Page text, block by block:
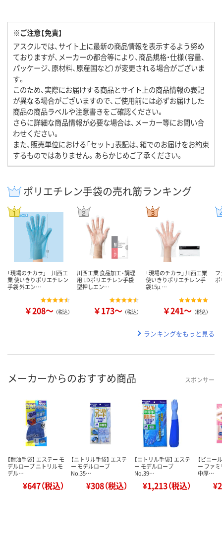
※ご注意【免責】
アスクルでは、サイト上に最新の商品情報を表示するよう努め
ておりますが、メーカーの都合等により、商品規格・仕様（容量、
パッケージ、原材料、原産国など）が変更される場合がございま
す。
このため、実際にお届けする商品とサイト上の商品情報の表記
が異なる場合がございますので、ご使用前には必ずお届けした
商品の商品ラベルや注意書きをご確認ください。
さらに詳細な商品情報が必要な場合は、メーカー等にお問い合
わせください。
また、販売単位における「セット」表記は、箱でのお届けをお約束
するものではありません。あらかじめご了承ください。
ポリエチレン手袋の売れ筋ランキング
「現場のチカラ」 川西工
業 使いきりポリエチレン
手袋 外エン…
￥208～ （税込）
川西工業 食品加工・調理
用 LDポリエチレン手袋
型押しエン…
￥173～ （税込）
「現場のチカラ」 川西工業
使いきりポリエチレン手
袋15μ …
￥241～ （税込）
ポ
ランキングをもっと見る
メーカーからのおすすめ商品 スポンサー
【耐油手袋】 エステー モ
デルローブ ニトリルモ
デル…
¥647（税込）
【ニトリル手袋】 エステ
ー モデルローブ
No.35…
¥308（税込）
【ニトリル手袋】 エステ
ー モデルローブ
No.39…
¥1,213（税込）
【ビニー
ー ファ
中厚…